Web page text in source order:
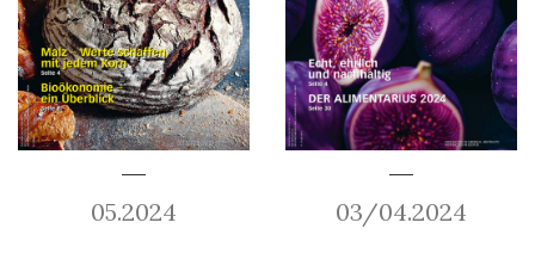
05.2024 03/04.2024